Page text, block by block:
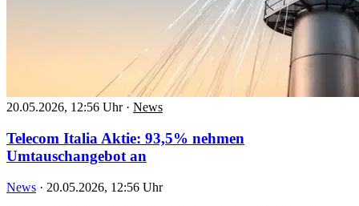
20.05.2026, 12:56 Uhr · News
Telecom Italia Aktie: 93,5% nehmen
Umtauschangebot an
News · 20.05.2026, 12:56 Uhr